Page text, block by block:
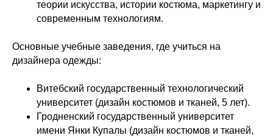
теории искусства, истории костюма, маркетингу и
современным технологиям.
Основные учебные заведения, где учиться на
дизайнера одежды:
Витебский государственный технологический
университет (дизайн костюмов и тканей, 5 лет).
Гродненский государственный университет
имени Янки Купалы (дизайн костюмов и тканей,